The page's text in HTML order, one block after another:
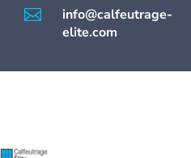

info@calfeutrage-
elite.com